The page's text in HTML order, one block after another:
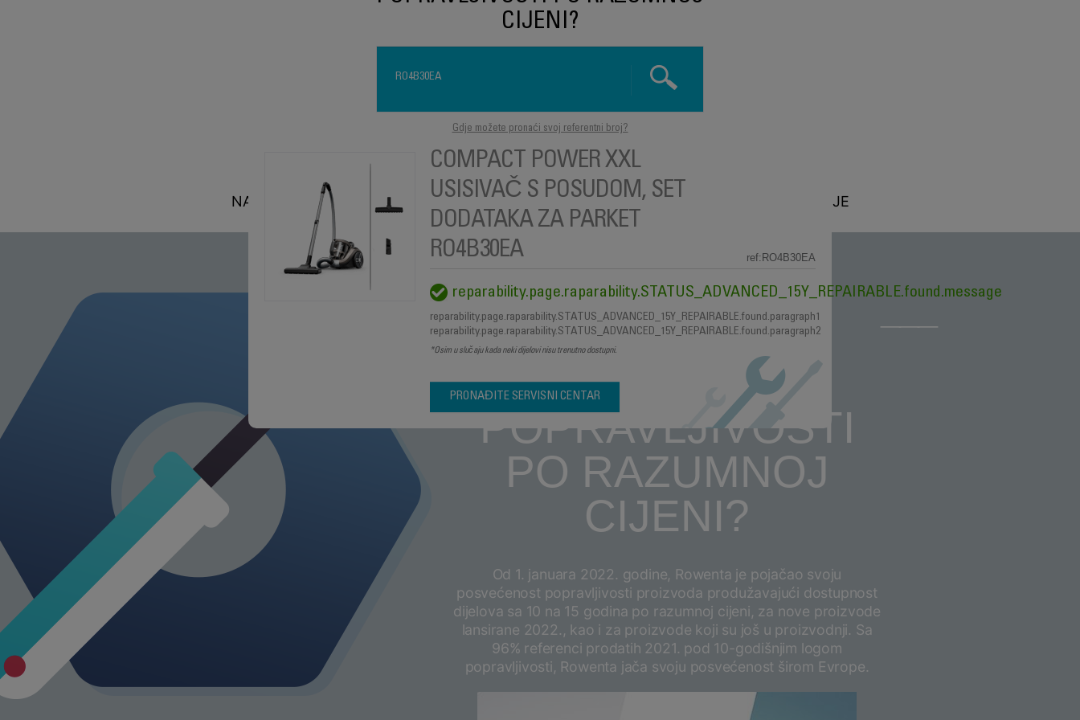
CIJENI?
Gdje možete pronaći svoj referentni broj?
COMPACT POWER XXL
USISIVAČ S POSUDOM, SET
DODATAKA ZA PARKET
RO4B30EA
ref:RO4B30EA
reparability.page.raparability.STATUS_ADVANCED_15Y_REPAIRABLE.found.message
reparability.page.raparability.STATUS_ADVANCED_15Y_REPAIRABLE.found.paragraph1
reparability.page.raparability.STATUS_ADVANCED_15Y_REPAIRABLE.found.paragraph2
*Osim u slučaju kada neki dijelovi nisu trenutno dostupni.
PRONAĐITE SERVISNI CENTAR
NAŠE OBEĆANJE KAKO TO URADITI? SERVISERI NAŠA RJEŠENJA 3D ŠTAMPANJE
Šta predstavlja 15-
godišnja obaveza
POPRAVLJIVOSTI
PO RAZUMNOJ
CIJENI?
Od 1. januara 2022. godine, Rowenta je pojačao svoju
posvećenost popravljivosti proizvoda produžavajući dostupnost
dijelova sa 10 na 15 godina po razumnoj cijeni, za nove proizvode
lansirane 2022., kao i za proizvode koji su još u proizvodnji. Sa
96% referenci prodatih 2021. pod 10-godišnjim logom
popravljivosti, Rowenta jača svoju posvećenost širom Evrope.